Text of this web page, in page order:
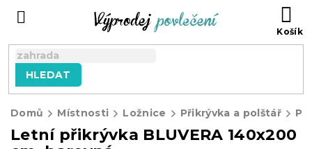
HLEDAT
Domů Místnosti Ložnice Přikrývka a polštář
Letní přikrývka BLUVERA 140x200